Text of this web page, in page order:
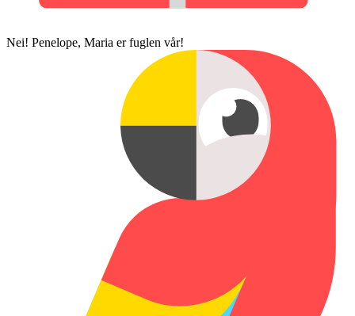
Nei! Penelope, Maria er fuglen vår!